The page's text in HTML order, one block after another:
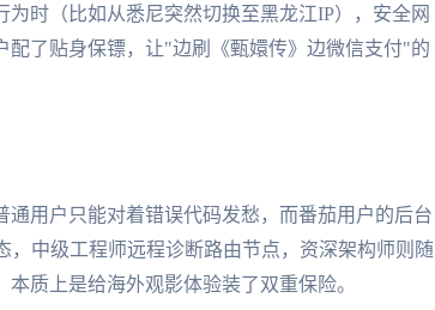
时（比如从悉尼突然切换至黑龙江IP），安全网
了贴身保镖，让"边刷《甄嬛传》边微信支付"的
通用户只能对着错误代码发愁，而番茄用户的后台
中级工程师远程诊断路由节点，资深架构师则随
质上是给海外观影体验装了双重保险。